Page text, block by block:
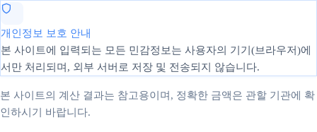
개인정보 보호 안내
본 사이트에 입력되는 모든 민감정보는 사용자의 기기(브라우저)에
서만 처리되며, 외부 서버로 저장 및 전송되지 않습니다.
본 사이트의 계산 결과는 참고용이며, 정확한 금액은 관할 기관에 확
인하시기 바랍니다.